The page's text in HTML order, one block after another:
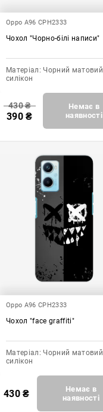
Oppo A96 CPH2333
Чохол "Чорно-білі написи"
Матеріал: Чорний матовий
силікон
430₴
390₴
Немає в
наявності
Oppo A96 CPH2333
Чохол "face graffiti"
Матеріал: Чорний матовий
силікон
430₴
Немає в
наявності